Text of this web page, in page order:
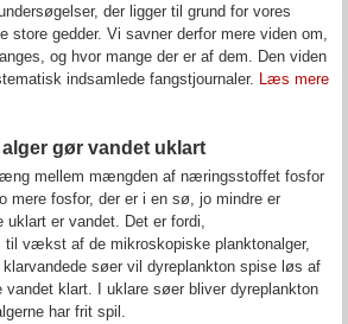
der ligger til grund for vores
store gedder. Vi savner derfor mere viden om,
og hvor mange der er af dem. Den viden
indsamlede fangstjournaler. Læs mere
gør vandet uklart
mellem mængden af næringsstoffet fosfor
mere fosfor, der er i en sø, jo mindre er
uklart er vandet. Det er fordi,
vækst af de mikroskopiske planktonalger,
søer vil dyreplankton spise løs af
vandet klart. I uklare søer bliver dyreplankton
har frit spil.